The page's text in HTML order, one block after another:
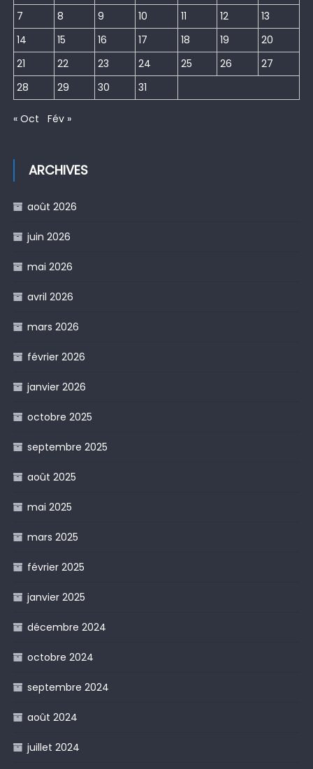
7 8 9 10 11 12
13
14
15 16 17 18 19
20
21
22 23 24 25 26
27
28
29 30 31
« Oct Fév »
ARCHIVES
août 2026
juin 2026
mai 2026
avril 2026
mars 2026
février 2026
janvier 2026
octobre 2025
septembre 2025
août 2025
mai 2025
mars 2025
février 2025
janvier 2025
décembre 2024
octobre 2024
septembre 2024
août 2024
juillet 2024